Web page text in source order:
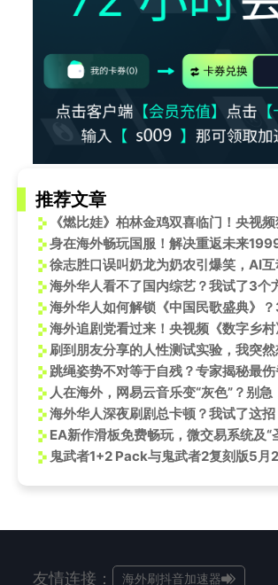
推荐文章
身在海外畅玩国服！解决重返未来
友情连接：
海外刷抖音加速器